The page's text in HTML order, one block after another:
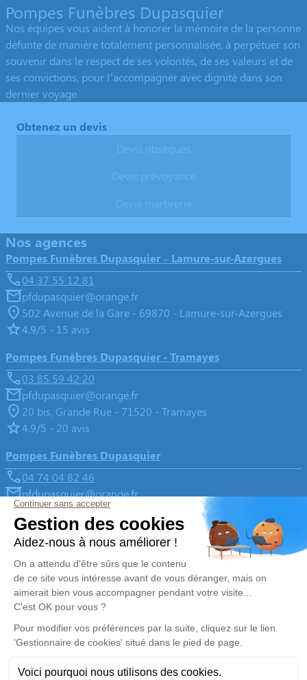
Pompes Funèbres Dupasquier
Nos équipes vous aident à honorer la mémoire de la personne
défunte de manière totalement personnalisée, à perpétuer son
souvenir dans le respect de ses volontés, de ses valeurs et de
ses convictions, pour l’accompagner avec dignité dans son
dernier voyage.
Obtenez un devis
Nos agences
Pompes Funèbres Dupasquier – Lamure-sur-Azergues
04 37 55 12 81
pfdupasquier@orange.fr
502 Avenue de la Gare - 69870 - Lamure-sur-Azergues
4.9/5 - 15 avis
Pompes Funèbres Dupasquier - Tramayes
03 85 59 42 20
pfdupasquier@orange.fr
20 bis, Grande Rue - 71520 - Tramayes
4.9/5 - 20 avis
Pompes Funèbres Dupasquier
04 74 04 82 46
pfdupasquier@orange.fr
Place de la Paix, 11 route de Saint-Joseph - 69430 -
Beaujeu
4.9/5 - 172 avis
Nos Services
Organiser des obsèques
Monuments funéraires
Services aux familles
Liens utiles
Avis de décès
Demande de rendez-vous en
Nos réseaux sociaux